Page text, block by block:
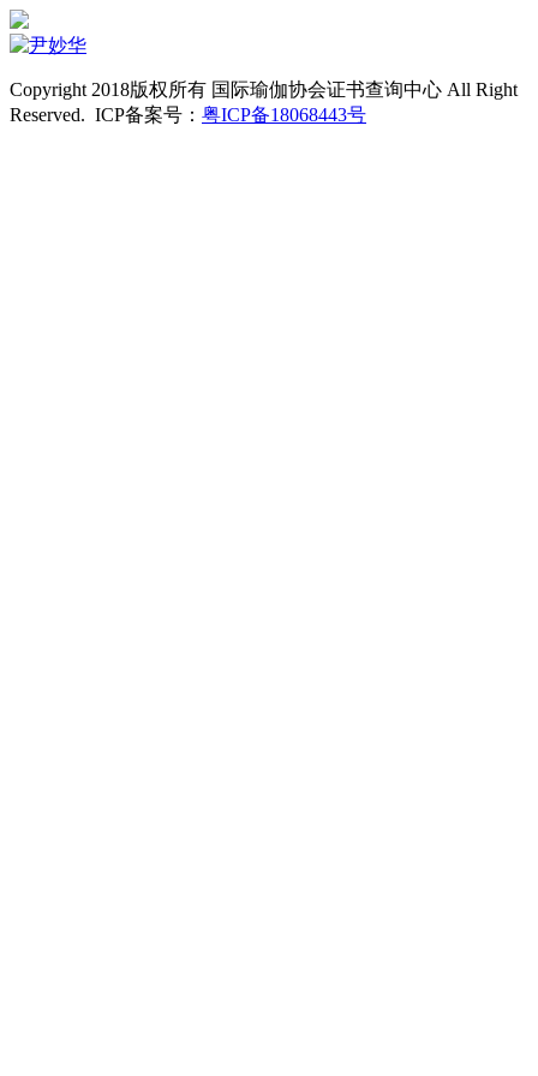
Copyright 2018版权所有 国际瑜伽协会证书查询中心 All Right
Reserved. ICP备案号： 粤ICP备18068443号